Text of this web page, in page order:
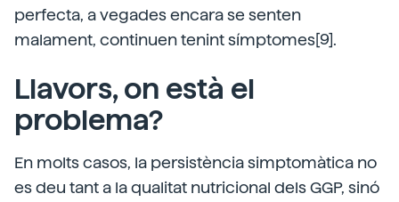
perfecta, a vegades encara se senten
malament, continuen tenint símptomes[9].
Llavors, on està el
problema?
En molts casos, la persistència simptomàtica no
es deu tant a la qualitat nutricional dels GGP, sinó